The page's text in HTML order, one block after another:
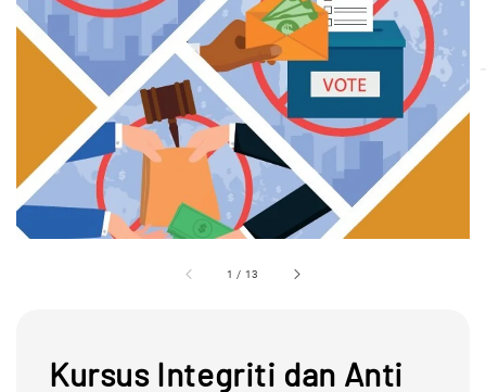
1 / 13
Kursus Integriti dan Anti